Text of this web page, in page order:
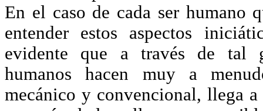
En el caso de cada ser humano
entender estos aspectos
evidente que a través de tal
humanos hacen muy a
mecánico y convencional, llega a